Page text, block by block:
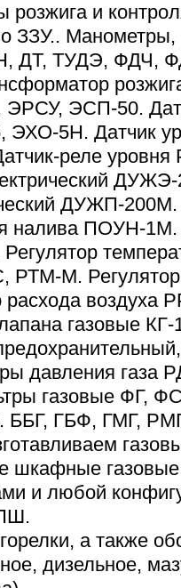
розжига и
ЗЗУ..
ДТ, ТУДЭ, ФДЧ,
ЭСП-50.
ЭХО-5Н. Датчик
реле
ДУЖП-200М.
налива ПОУН-1М.
РТМ-М.
воздуха
газовые
давления газа
газовые ФГ,
ББГ, ГБФ, ГМГ,
шкафные газовые
и любой
а также
дизельное,